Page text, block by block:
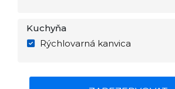
Kuchyňa
Rýchlovarná kanvica